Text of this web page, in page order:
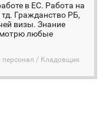
в ЕС. Работа на
тд. Гражданство РБ,
визы. Знание
любые
персонал / Кладовщик